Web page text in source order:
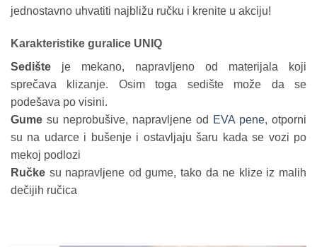
jednostavno uhvatiti najbližu ručku i krenite u akciju!
Karakteristike guralice UNIQ
Sedište je mekano, napravljeno od materijala koji
sprečava klizanje. Osim toga sedište može da se
podešava po visini.
Gume su neprobušive, napravljene od EVA pene, otporni
su na udarce i bušenje i ostavljaju šaru kada se vozi po
mekoj podlozi
Ručke su napravljene od gume, tako da ne klize iz malih
dečijih ručica